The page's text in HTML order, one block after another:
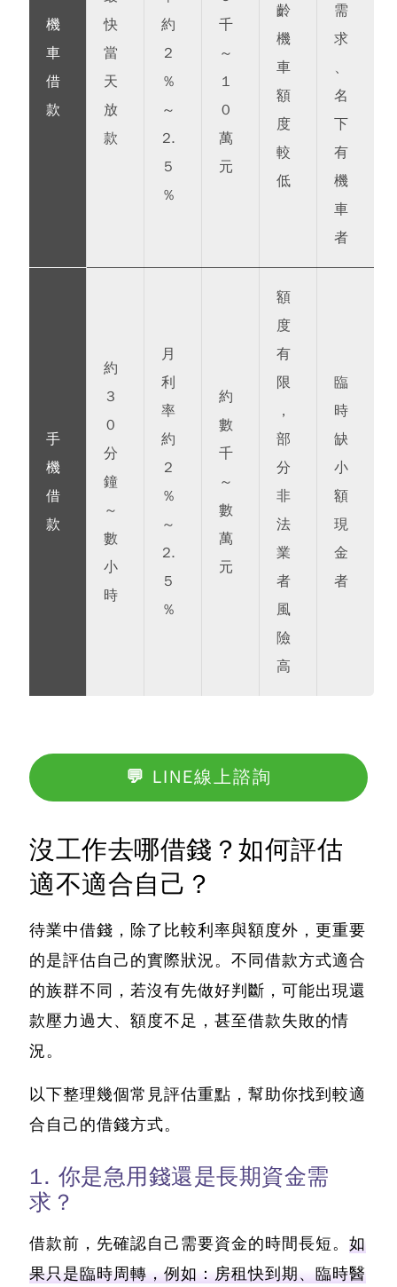
機
車
借
款
快
當
天
放
款
約
2
%
～
2.
5
%
千
～
1
0
萬
元
齡
機
車
額
度
較
低
需
求
、
名
下
有
機
車
者
手
機
借
款
約
3
0
分
鐘
～
數
小
時
月
利
率
約
2
%
～
2.
5
%
約
數
千
～
數
萬
元
額
度
有
限
，
部
分
非
法
業
者
風
險
高
臨
時
缺
小
額
現
金
者
💬 LINE線上諮詢
沒工作去哪借錢？如何評估
適不適合自己？
待業中借錢，除了比較利率與額度外，更重要
的是評估自己的實際狀況。不同借款方式適合
的族群不同，若沒有先做好判斷，可能出現還
款壓力過大、額度不足，甚至借款失敗的情
況。
以下整理幾個常見評估重點，幫助你找到較適
合自己的借錢方式。
1. 你是急用錢還是長期資金需
求？
借款前，先確認自己需要資金的時間長短。 如
果只是臨時周轉，例如：房租快到期、臨時醫